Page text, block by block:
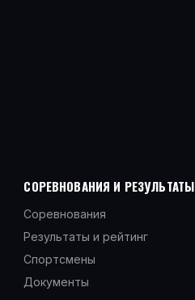
СОРЕВНОВАНИЯ И РЕЗУЛЬТАТЫ
Соревнования
Результаты и рейтинг
Спортсмены
Документы